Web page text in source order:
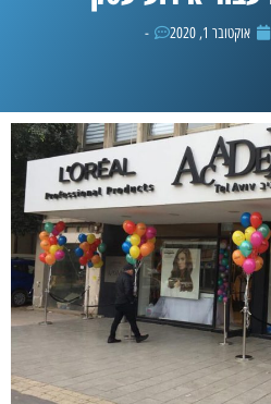
אוקטובר 1, 2020 -